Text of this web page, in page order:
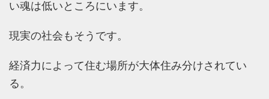
い魂は低いところにいます。
現実の社会もそうです。
経済力によって住む場所が大体住み分けされてい
る。